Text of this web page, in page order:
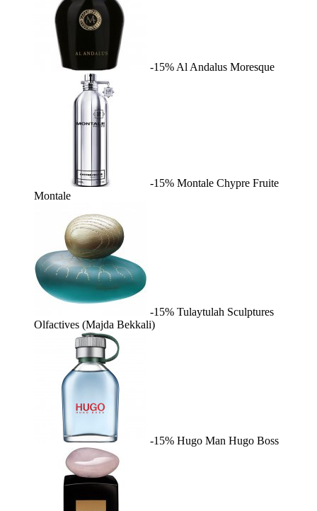
-15% Al Andalus Moresque
-15% Montale Chypre Fruite
Montale
-15% Tulaytulah Sculptures
Olfactives (Majda Bekkali)
-15% Hugo Man Hugo Boss